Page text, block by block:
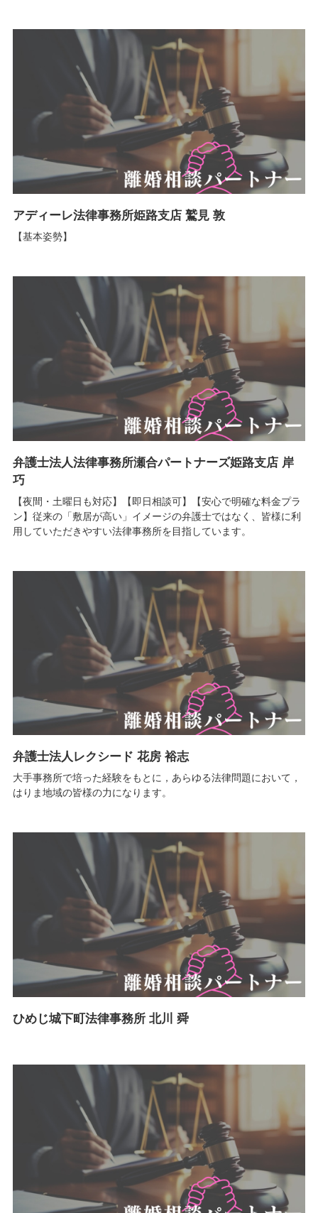
アディーレ法律事務所姫路支店 鷲見 敦
【基本姿勢】
弁護士法人法律事務所瀬合パートナーズ姫路支店 岸
巧
【夜間・土曜日も対応】【即日相談可】【安心で明確な料金プラ
ン】従来の「敷居が高い」イメージの弁護士ではなく、皆様に利
用していただきやすい法律事務所を目指しています。
弁護士法人レクシード 花房 裕志
大手事務所で培った経験をもとに，あらゆる法律問題において，
はりま地域の皆様の力になります。
ひめじ城下町法律事務所 北川 舜